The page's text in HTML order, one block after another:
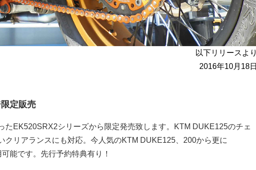
以下リリースより
2016年10月18日
定販売
たEK520SRX2シリーズから限定発売致します。KTM DUKE125のチェ
クリアランスにも対応。今人気のKTM DUKE125、200から更に
能です。先行予約特典有り！